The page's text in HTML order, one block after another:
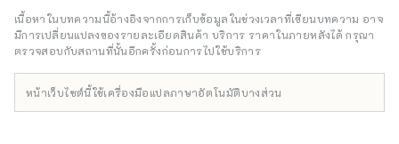
ต้นไม้ที่ปกคลุมด้วยน้ำแข็งและน้ำพุร้อน และ "ยา
มาเดระ" สถานที่ที่เกี่ยวข้องกับบะโช มัตสึโอะ ใน
แง่ของวัฒนธรรมอาหาร อาหารที่ใช้วัตถุดิบที่มี
นิ'' และ ``ราเมงเย็น'' รวมถึง ``ดาชิ'' และ ``บอล
เนื้อหาในบทความนี้อ้างอิงจากการเก็บข้อมูลในช่วงเวลาที่เขียนบทความ อาจ
มีการเปลี่ยนแปลงของรายละเอียดสินค้า บริการ ราคาในภายหลังได้ กรุณา
ตรวจสอบกับสถานที่นั้นอีกครั้งก่อนการไปใช้บริการ
หน้าเว็บไซต์นี้ใช้เครื่องมือแปลภาษาอัตโนมัติบางส่วน